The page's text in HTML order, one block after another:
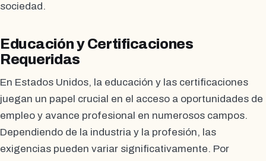
sociedad.
Educación y Certificaciones
Requeridas
En Estados Unidos, la educación y las certificaciones
juegan un papel crucial en el acceso a oportunidades de
empleo y avance profesional en numerosos campos.
Dependiendo de la industria y la profesión, las
exigencias pueden variar significativamente. Por